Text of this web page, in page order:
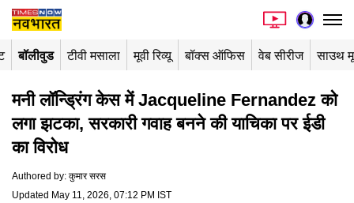
बॉलीवुड टीवी मसाला मूवी रिव्यू बॉक्स ऑफिस वेब सीरीज साउथ
मनी लॉन्ड्रिंग केस में Jacqueline Fernandez को
लगा झटका, सरकारी गवाह बनने की याचिका पर ईडी
का विरोध
Authored by: कुमार सरस
Updated May 11, 2026, 07:12 PM IST